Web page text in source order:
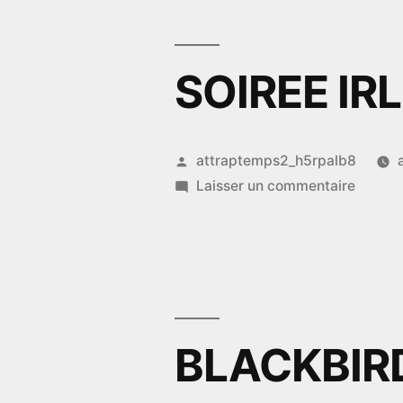
!
SOIREE
Publié
par
attraptemps2_h5rpalb8
Laisser un commentairesur